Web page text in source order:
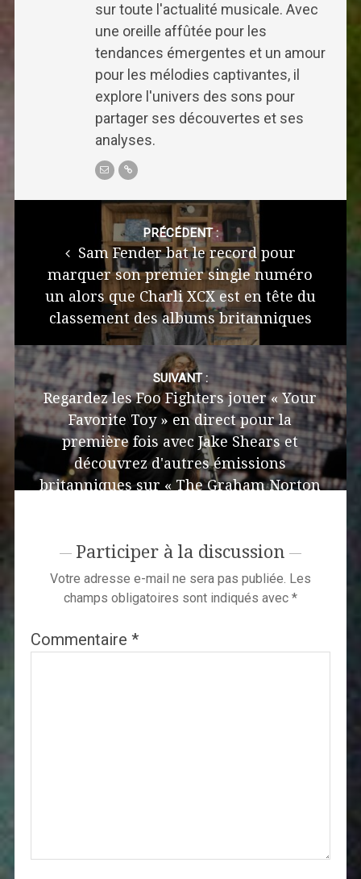
sur toute l'actualité musicale. Avec
une oreille affûtée pour les
tendances émergentes et un amour
pour les mélodies captivantes, il
explore l'univers des sons pour
partager ses découvertes et ses
analyses.
PRÉCÉDENT :
Sam Fender bat le record pour
marquer son premier single numéro
un alors que Charli XCX est en tête du
classement des albums britanniques
SUIVANT :
Regardez les Foo Fighters jouer « Your
Favorite Toy » en direct pour la
première fois avec Jake Shears et
découvrez d'autres émissions
britanniques sur « The Graham Norton
Participer à la discussion
Votre adresse e-mail ne sera pas publiée. Les
champs obligatoires sont indiqués avec *
Commentaire *